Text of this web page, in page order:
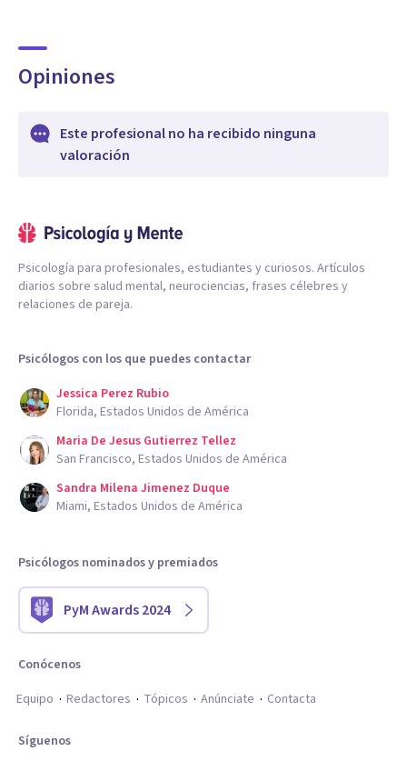
Opiniones
Este profesional no ha recibido ninguna
valoración
Psicología para profesionales, estudiantes y curiosos. Artículos
diarios sobre salud mental, neurociencias, frases célebres y
relaciones de pareja.
Psicólogos con los que puedes contactar
Jessica Perez Rubio
Florida, Estados Unidos de América
Maria De Jesus Gutierrez Tellez
San Francisco, Estados Unidos de América
Sandra Milena Jimenez Duque
Miami, Estados Unidos de América
Psicólogos nominados y premiados
PyM Awards 2024
Conócenos
Equipo
Redactores Tópicos Anúnciate Contacta
Síguenos